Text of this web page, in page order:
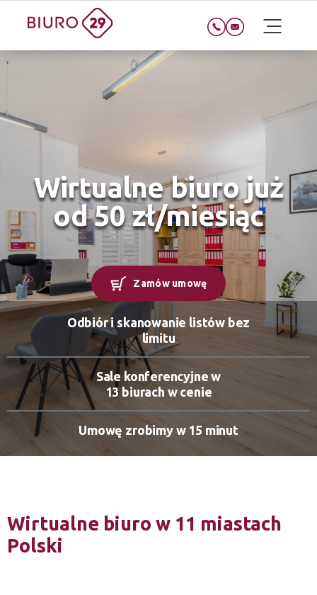
Wirtualne biuro już
od 50 zł/miesiąc
Odbiór i skanowanie listów bez
limitu
Sale konferencyjne w
13 biurach w cenie
Umowę zrobimy w 15 minut
Zamów umowę
Wirtualne biuro w 11 miastach
Polski